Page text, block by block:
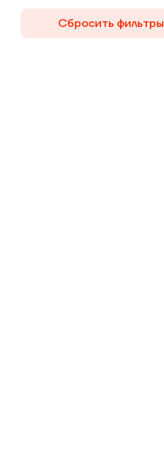
Сбросить фильтры